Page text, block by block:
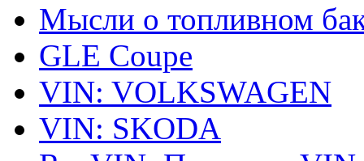
Мысли о топливном
GLE Coupe
VIN: VOLKSWAGEN
VIN: SKODA